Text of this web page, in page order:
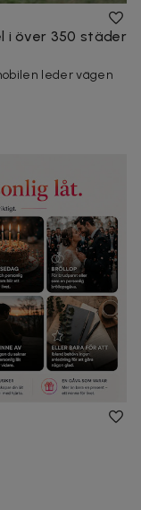
i över 350 städer
leder vägen